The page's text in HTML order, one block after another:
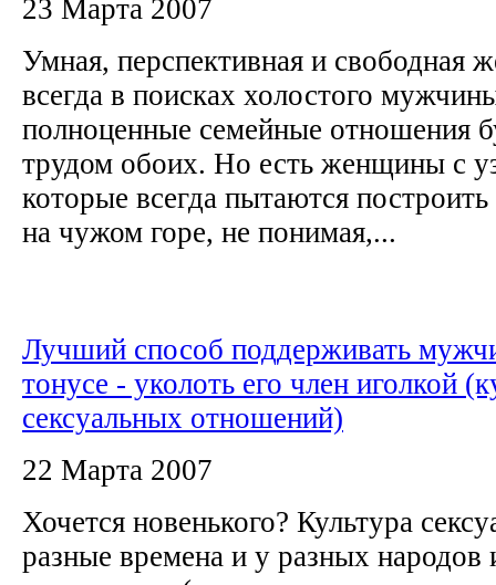
23 Марта 2007
Умная, перспективная и свободная
всегда в поисках холостого
полноценные семейные отношения
трудом обоих. Но есть женщины с
которые всегда пытаются
на чужом горе, не понимая,...
Лучший способ поддерживать
тонусе - уколоть его член иголкой
сексуальных отношений)
22 Марта 2007
Хочется новенького? Культура
разные времена и у разных народов